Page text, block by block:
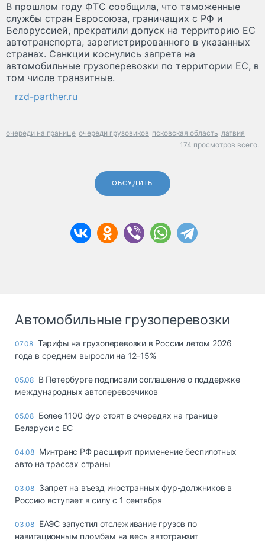
В прошлом году ФТС сообщила, что таможенные
службы стран Евросоюза, граничащих с РФ и
Белоруссией, прекратили допуск на территорию ЕС
автотранспорта, зарегистрированного в указанных
странах. Санкции коснулись запрета на
автомобильные грузоперевозки по территории ЕС, в
том числе транзитные.
rzd-parther.ru
очереди на границе очереди грузовиков псковская область латвия
174 просмотров всего.
ОБСУДИТЬ
Автомобильные грузоперевозки
07.08 Тарифы на грузоперевозки в России летом 2026
года в среднем выросли на 12–15%
05.08 В Петербурге подписали соглашение о поддержке
международных автоперевозчиков
05.08 Более 1100 фур стоят в очередях на границе
Беларуси с ЕС
04.08 Минтранс РФ расширит применение беспилотных
авто на трассах страны
03.08 Запрет на въезд иностранных фур-должников в
Россию вступает в силу с 1 сентября
03.08 ЕАЭС запустил отслеживание грузов по
навигационным пломбам на весь автотранзит